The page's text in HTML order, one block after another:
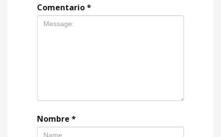
Comentario*
Nombre *